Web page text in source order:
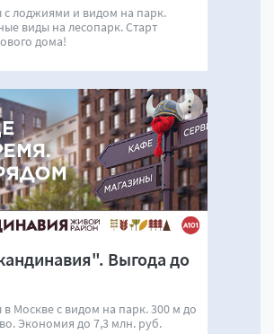
с лоджиями и видом на парк.
виды на лесопарк. Старт
дома!
Выгода до
Москве с видом на парк. 300 м до
Экономия до 7,3 млн. руб.